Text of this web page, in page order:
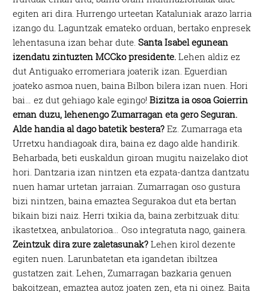
egiten ari dira. Hurrengo urteetan Kataluniak arazo larria
izango du. Laguntzak emateko orduan, bertako enpresek
lehentasuna izan behar dute.Santa Isabel egunean
izendatu zintuzten MCCko presidente. Lehen aldiz ez
dut Antiguako erromeriara joaterik izan. Eguerdian
joateko asmoa nuen, baina Bilbon bilera izan nuen. Hori
bai… ez dut gehiago kale egingo!Bizitza ia osoa Goierrin
eman duzu, lehenengo Zumarragan eta gero Seguran.
Alde handia al dago batetik bestera? Ez. Zumarraga eta
Urretxu handiagoak dira, baina ez dago alde handirik.
Beharbada, beti euskaldun giroan mugitu naizelako diot
hori. Dantzaria izan nintzen eta ezpata-dantza dantzatu
nuen hamar urtetan jarraian. Zumarragan oso gustura
bizi nintzen, baina emaztea Segurakoa dut eta bertan
bikain bizi naiz. Herri txikia da, baina zerbitzuak ditu:
ikastetxea, anbulatorioa… Oso integratuta nago, gainera.
Zeintzuk dira zure zaletasunak? Lehen kirol dezente
egiten nuen. Larunbatetan eta igandetan ibiltzea
gustatzen zait. Lehen, Zumarragan bazkaria genuen
bakoitzean, emaztea autoz joaten zen, eta ni oinez. Baita